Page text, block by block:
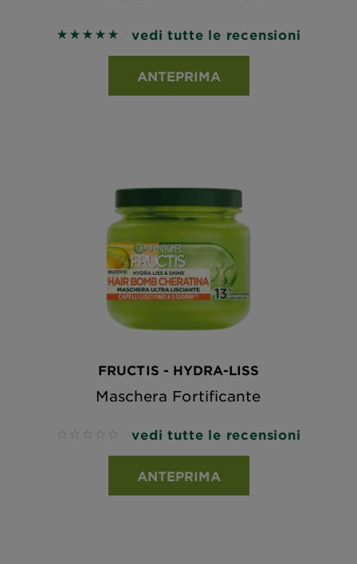
5 out of 5 stars based on reviews
vedi tutte le recensioni
ANTEPRIMA
FRUCTIS - HYDRA-LISS
Maschera Fortificante
No reviews vedi tutte le recensioni
ANTEPRIMA